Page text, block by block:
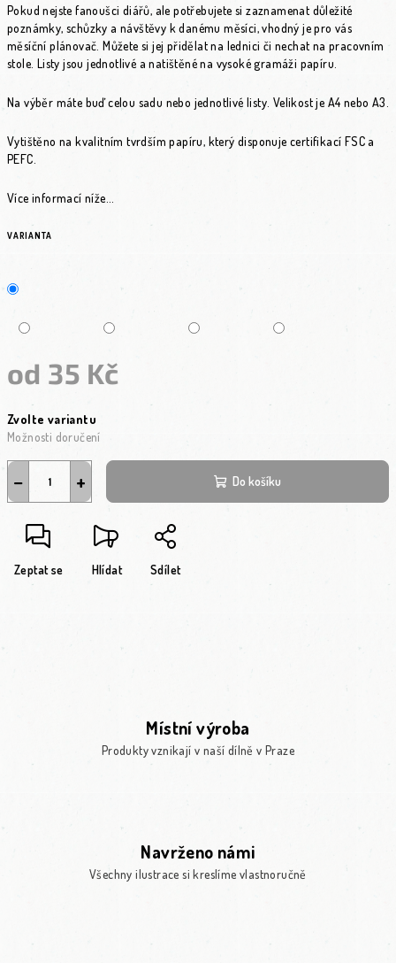
Pokud nejste fanoušci diářů, ale potřebujete si zaznamenat důležité
poznámky, schůzky a návštěvy k danému měsíci, vhodný je pro vás
měsíční plánovač. Můžete si jej přidělat na lednici či nechat na pracovním
stole. Listy jsou jednotlivé a natištěné na vysoké gramáži papíru.
Na výběr máte buď celou sadu nebo jednotlivé listy. Velikost je A4 nebo A3.
Vytištěno na kvalitním tvrdším papíru, který disponuje certifikací FSC a
PEFC.
Více informací níže...
VARIANTA
od 35 Kč
Měrná cena:
Zvolte variantu
Možnosti doručení
+
− Do košíku
Zeptat se Hlídat Sdílet
Místní výroba
Produkty vznikají v naší dílně v Praze
Navrženo námi
Všechny ilustrace si kreslíme vlastnoručně